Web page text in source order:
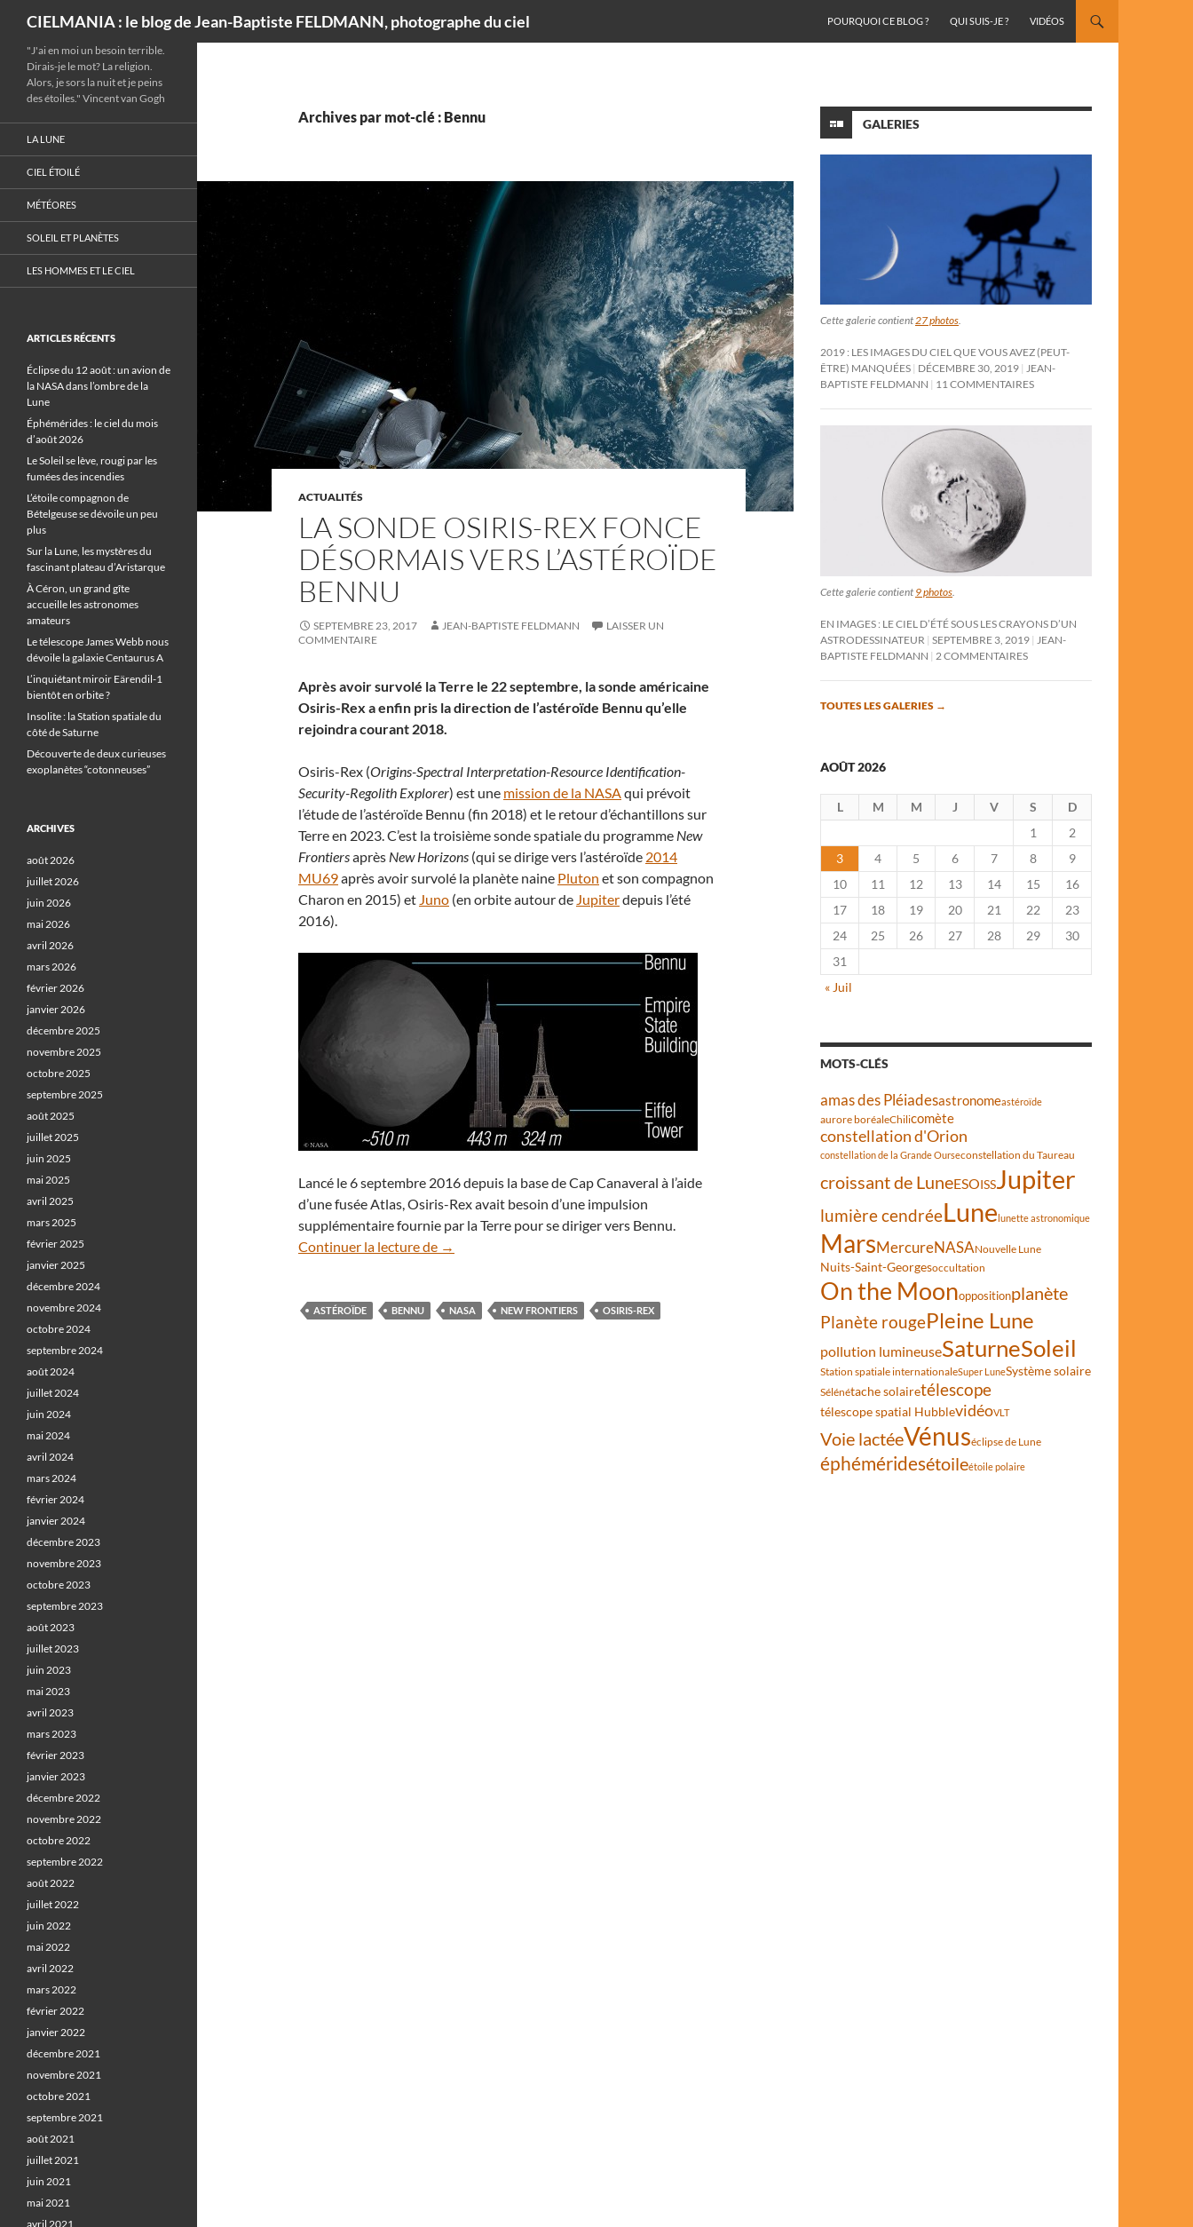
CIELMANIA : le blog de Jean-Baptiste FELDMANN, photographe du ciel
POURQUOI CE BLOG ?
QUI SUIS-JE ? VIDÉOS
Archives par mot-clé : Bennu
ACTUALITÉS
LA SONDE OSIRIS-REX FONCE
DÉSORMAIS VERS L’ASTÉROÏDE
BENNU
SEPTEMBRE 23, 2017 JEAN-BAPTISTE FELDMANN
LAISSER UN
COMMENTAIRE
Après avoir survolé la Terre le 22 septembre, la sonde américaine
Osiris-Rex a enfin pris la direction de l’astéroïde Bennu qu’elle
rejoindra courant 2018.
Osiris-Rex (Origins-Spectral Interpretation-Resource Identification-
Security-Regolith Explorer) est une mission de la NASAqui prévoit
l’étude de l’astéroïde Bennu (fin 2018) et le retour d’échantillons sur
Terre en 2023. C’est la troisième sonde spatiale du programme New
Frontiersaprès New Horizons (qui se dirige vers l’astéroïde 2014
MU69après avoir survolé la planète naine Pluton et son compagnon
Charon en 2015) et Juno (en orbite autour de Jupiterdepuis l’été
2016).
Lancé le 6 septembre 2016 depuis la base de Cap Canaveral à l’aide
d’une fusée Atlas, Osiris-Rex avait besoin d’une impulsion
supplémentaire fournie par la Terre pour se diriger vers Bennu.
Continuer la lecture de La sonde Osiris-Rex fonce désormais vers l’astéroïde Bennu
→
ASTÉROÏDE BENNU NASA NEW FRONTIERS OSIRIS-REX
GALERIES
Cette galerie contient27 photos.
2019 : LES IMAGES DU CIEL QUE VOUS AVEZ (PEUT-
ÊTRE) MANQUÉES DÉCEMBRE 30, 2019 JEAN-
BAPTISTE FELDMANN
11 COMMENTAIRES
Cette galerie contient 9 photos
EN IMAGES : LE CIEL D’ÉTÉ SOUS LES CRAYONS D’UN
ASTRODESSINATEUR SEPTEMBRE 3, 2019
JEAN-
BAPTISTE FELDMANN
2 COMMENTAIRES
TOUTES LES GALERIES →
AOÛT 2026
L M M J V S
D
1
2
3
4 5 6 7 8
9
10
11 12 13 14 15
16
17
18 19 20 21 22
23
24
25 26 27 28 29
30
31
« Juil
MOTS-CLÉS
amas des Pléiadesastronomeastéroïde
aurore boréaleChilicomète
constellation d'Orion
constellation de la Grande Ourseconstellation du Taureau
croissant de LuneESOISSJupiter
lumière cendréeLunelunette astronomique
MarsMercureNASANouvelle Lune
Nuits-Saint-Georgesoccultation
On the Moonoppositionplanète
Planète rougePleine Lune
pollution lumineuseSaturneSoleil
Station spatiale internationaleSuper LuneSystème solaire
Sélénétache solairetélescope
télescope spatial HubblevidéoVLT
Voie lactéeVénuséclipse de Lune
éphéméridesétoileétoile polaire
"J'ai en moi un besoin terrible.
Dirais-je le mot? La religion.
Alors, je sors la nuit et je peins
des étoiles." Vincent van Gogh
LA LUNE
CIEL ÉTOILÉ
MÉTÉORES
SOLEIL ET PLANÈTES
LES HOMMES ET LE CIEL
ARTICLES RÉCENTS
Éclipse du 12 août : un avion de
la NASA dans l’ombre de la
Lune
Éphémérides : le ciel du mois
d’août 2026
Le Soleil se lève, rougi par les
fumées des incendies
L’étoile compagnon de
Bételgeuse se dévoile un peu
plus
Sur la Lune, les mystères du
fascinant plateau d’Aristarque
À Céron, un grand gîte
accueille les astronomes
amateurs
Le télescope James Webb nous
dévoile la galaxie Centaurus A
L’inquiétant miroir Eärendil-1
bientôt en orbite ?
Insolite : la Station spatiale du
côté de Saturne
Découverte de deux curieuses
exoplanètes “cotonneuses”
ARCHIVES
août 2026
juillet 2026
juin 2026
mai 2026
avril 2026
mars 2026
février 2026
janvier 2026
décembre 2025
novembre 2025
octobre 2025
septembre 2025
août 2025
juillet 2025
juin 2025
mai 2025
avril 2025
mars 2025
février 2025
janvier 2025
décembre 2024
novembre 2024
octobre 2024
septembre 2024
août 2024
juillet 2024
juin 2024
mai 2024
avril 2024
mars 2024
février 2024
janvier 2024
décembre 2023
novembre 2023
octobre 2023
septembre 2023
août 2023
juillet 2023
juin 2023
mai 2023
avril 2023
mars 2023
février 2023
janvier 2023
décembre 2022
novembre 2022
octobre 2022
septembre 2022
août 2022
juillet 2022
juin 2022
mai 2022
avril 2022
mars 2022
février 2022
janvier 2022
décembre 2021
novembre 2021
octobre 2021
septembre 2021
août 2021
juillet 2021
juin 2021
mai 2021
avril 2021